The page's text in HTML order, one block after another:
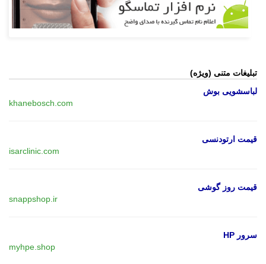
تبلیغات متنی (ویژه)
لباسشویی بوش
khanebosch.com
قیمت ارتودنسی
isarclinic.com
قیمت روز گوشی
snappshop.ir
سرور HP
myhpe.shop